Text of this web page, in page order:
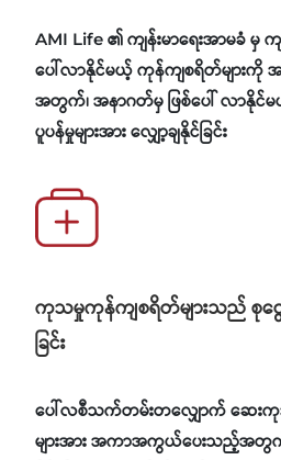
AMI Life ၏ ကျန်းမာရေးအာမခံ မှ ကျ
ပေါ်လာနိုင်မယ့် ကုန်ကျစရိတ်များ
အတွက်၊ အနာဂတ်မှ ဖြစ်ပေါ် လာနိုင်မ
ပူပန်မှုများအား လျှော့ချနိုင်ခြင်း
ကုသမှုကုန်ကျစရိတ်များသည် စု
ခြင်း
ပေါ်လစီသက်တမ်းတလျှောက် ဆေး
များအား အကာအကွယ်ပေးသည့်အတွက်